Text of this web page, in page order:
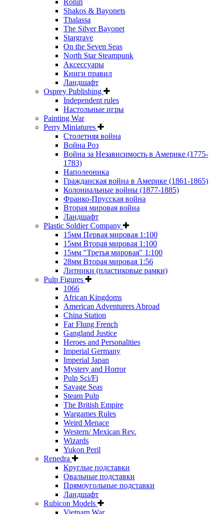
Ronin
Shakos & Bayonets
Thalassa
The Silver Bayonet
Stargrave
On the Seven Seas
North Star Steampunk
Аксессуары
Книги правил
Ландшафт
Osprey Publishing
Independent rules
Настольные игры
Painting War
Perry Miniatures
Столетняя война
Война Роз
Война за Независимость в Америке (1775-
1783)
Наполеоника
Гражданская война в Америке (1861-1865)
Колониальные войны (1877-1885)
Франко-Прусская война
Вторая мировая война
Ландшафт
Plastic Soldier Company
15мм Первая мировая 1:100
15мм Вторая мировая 1:100
15мм "Третья мировая" 1:100
28мм Вторая мировая 1:56
Литники (пластиковые рамки)
Pulp Figures
1066
African Kingdoms
American Adventurers Abroad
China Station
Far Flung French
Gangland Justice
Heroes and Personalities
Imperial Germany
Imperial Japan
Mystery and Horror
Pulp Sci/Fi
Savage Seas
Steam Pulp
The British Empire
Wargames Rules
Weird Menace
Western/ Mexican Rev.
Wizards
Yukon Peril
Renedra
Круглые подставки
Овальные подставки
Прямоугольные подставки
Ландшафт
Rubicon Models
Vietnam War